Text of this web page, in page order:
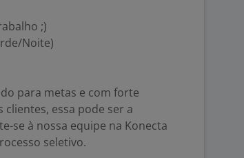
;)
Noite)
para metas e com forte
essa pode ser a
se à nossa equipe na Konecta
seletivo.